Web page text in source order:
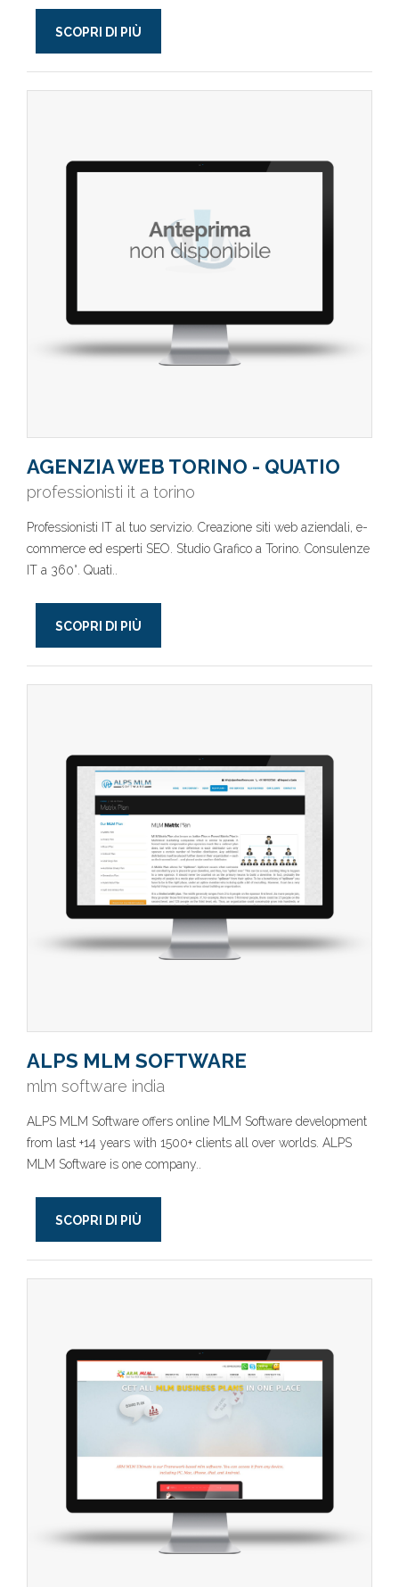
SCOPRI DI PIÙ
AGENZIA WEB TORINO - QUATIO
professionisti it a torino
Professionisti IT al tuo servizio. Creazione siti web aziendali, e-
commerce ed esperti SEO. Studio Grafico a Torino. Consulenze
IT a 360°. Quati..
SCOPRI DI PIÙ
ALPS MLM SOFTWARE
mlm software india
ALPS MLM Software offers online MLM Software development
from last +14 years with 1500+ clients all over worlds. ALPS
MLM Software is one company..
SCOPRI DI PIÙ